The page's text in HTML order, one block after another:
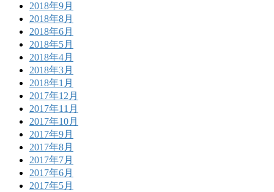
2018年9月
2018年8月
2018年6月
2018年5月
2018年4月
2018年3月
2018年1月
2017年12月
2017年11月
2017年10月
2017年9月
2017年8月
2017年7月
2017年6月
2017年5月